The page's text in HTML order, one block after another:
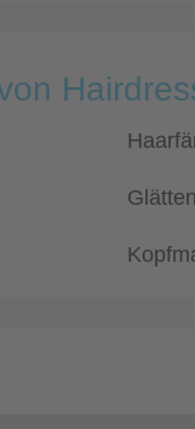
Glätten